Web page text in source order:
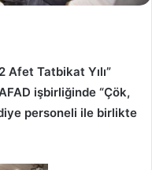
Afet Tatbikat Yılı”
işbirliğinde “Çök,
personeli ile birlikte